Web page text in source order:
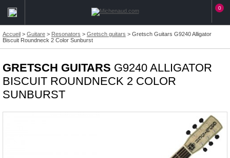
0
Accueil > Guitare > Resonators > Gretsch guitars > Gretsch Guitars G9240 Alligator
Biscuit Roundneck 2 Color Sunburst
GRETSCH GUITARS G9240 ALLIGATOR
BISCUIT ROUNDNECK 2 COLOR
SUNBURST